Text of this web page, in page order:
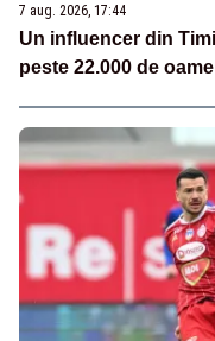
7 aug. 2026, 17:44
Un influencer din
peste 22.000 de